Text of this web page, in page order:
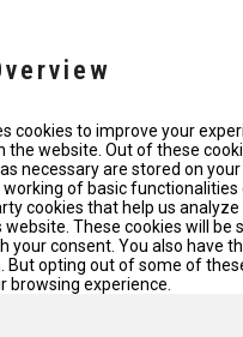
cookies to improve your
the website. Out of these
necessary are stored on
of basic functionalities
cookies that help us
website. These cookies will be
your consent. You also have
But opting out of some of
browsing experience.